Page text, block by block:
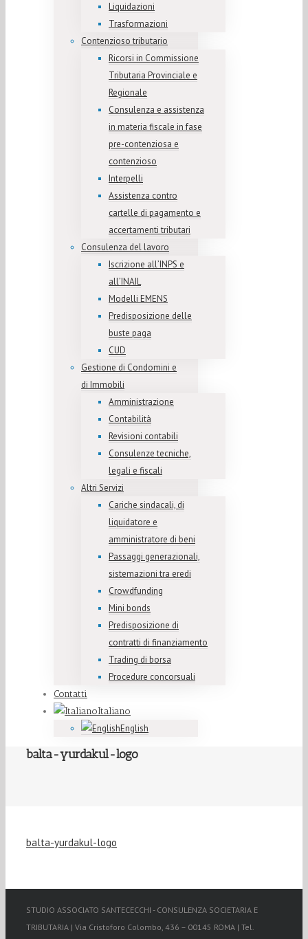
Liquidazioni
Trasformazioni
Contenzioso tributario
Ricorsi in Commissione
Tributaria Provinciale e
Regionale
Consulenza e assistenza
in materia fiscale in fase
pre-contenziosa e
contenzioso
Interpelli
Assistenza contro
cartelle di pagamento e
accertamenti tributari
Consulenza del lavoro
Iscrizione all’INPS e
all’INAIL
Modelli EMENS
Predisposizione delle
buste paga
CUD
Gestione di Condomini e
di Immobili
Amministrazione
Contabilità
Revisioni contabili
Consulenze tecniche,
legali e fiscali
Altri Servizi
Cariche sindacali, di
liquidatore e
amministratore di beni
Passaggi generazionali,
sistemazioni tra eredi
Crowdfunding
Mini bonds
Predisposizione di
contratti di finanziamento
Trading di borsa
Procedure concorsuali
Contatti
Italiano
English
balta-yurdakul-logo
balta-yurdakul-logo
STUDIO ASSOCIATO SANTECECCHI - CONSULENZA SOCIETARIA E
TRIBUTARIA | Via Cristoforo Colombo, 436 – 00145 ROMA | Tel.